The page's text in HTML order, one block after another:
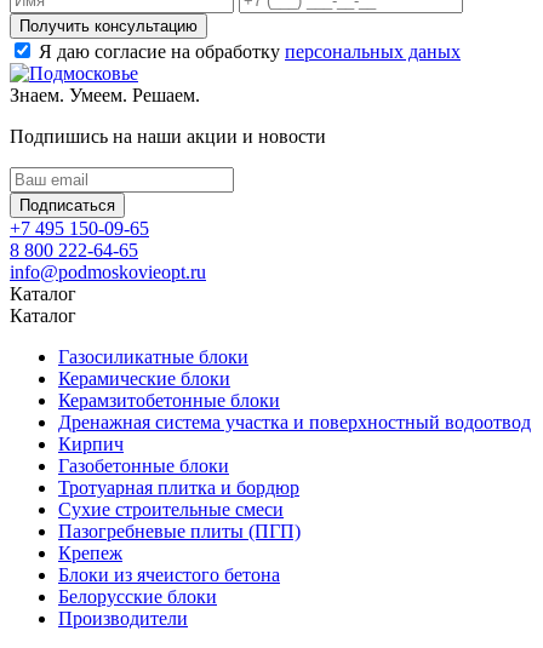
Получить консультацию
Я даю согласие на обработку персональных даных
Знаем. Умеем. Решаем.
Подпишись на наши акции и новости
Подписаться
+7 495 150-09-65
8 800 222-64-65
info@podmoskovieopt.ru
Каталог
Каталог
Газосиликатные блоки
Керамические блоки
Керамзитобетонные блоки
Дренажная система участка и поверхностный водоотвод
Кирпич
Газобетонные блоки
Тротуарная плитка и бордюр
Сухие строительные смеси
Пазогребневые плиты (ПГП)
Крепеж
Блоки из ячеистого бетона
Белорусские блоки
Производители